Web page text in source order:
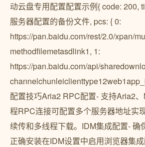
动云盘专用配置配置示例{ code: 200,
服务器配置的备份文件, pcs: { 0:
https://pan.baidu.com/rest/2.0/xpan/
methodfilemetasdlink1, 1:
https://pan.baidu.com/api/
配置技巧Aria2 RPC配置- 支持Aria2
程RPC连接可配置多个服务器地址实
续传和多线程下载。IDM集成配置- 确
正确安装在IDM设置中启用浏览器集